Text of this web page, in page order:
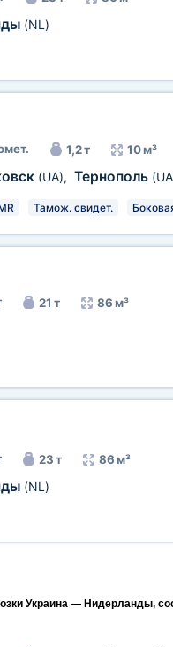
(NL)
1,2 т 10 м³
(UA), Тернополь
Тамож. свидет.
21 т 86 м³
23 т 86 м³
(NL)
Украина — Нидерланды,